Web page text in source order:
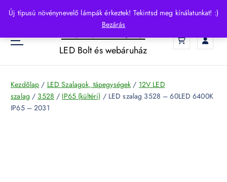
Új típusú növénynevelő lámpák érkeztek! Tekintsd meg kínálatunkat! :)
Bezárás
p
o
HelloLED.hu
LED Bolt és webáruház
Kezdőlap / LED Szalagok, tápegységek / 12V LED
szalag / 3528 / IP65 (kültéri) / LED szalag 3528 – 60LED 6400K
IP65 – 2031